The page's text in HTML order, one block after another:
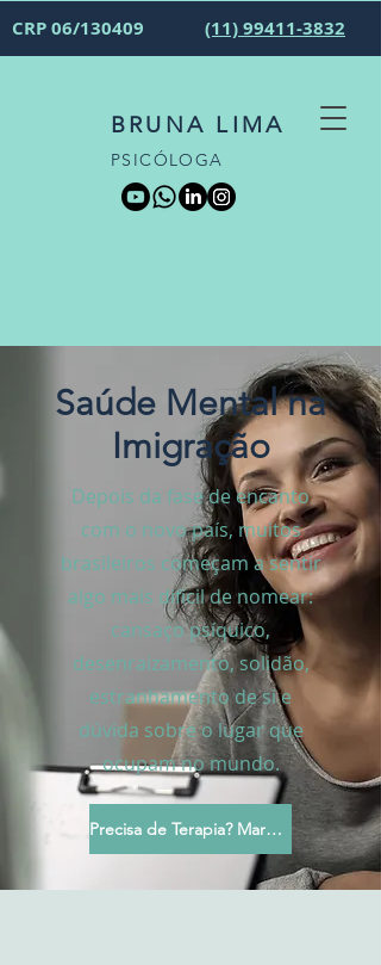
CRP 06/130409 (11) 99411-3832
BRUNA LIMA
PSICÓLOGA
Saúde Mental na
Imigração
Depois da fase de encanto
com o novo país, muitos
brasileiros começam a sentir
algo mais difícil de nomear:
cansaço psíquico,
desenraizamento, solidão,
estranhamento de si e
dúvida sobre o lugar que
ocupam no mundo.
Precisa de Terapia? Marque sua Sessão